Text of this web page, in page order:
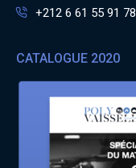
+212 6 61 55 91 78
CATALOGUE 2020